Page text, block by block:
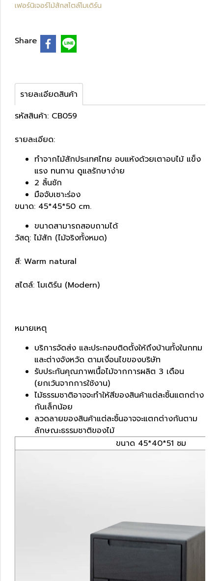
เฟอร์นิเจอร์ไม้สักสไตล์โมเดิร์น
Share
รายละเอียดสินค้า
รหัสสินค้า: CB059
รายละเอียด:
ทำจากไม้สักประเทศไทย อบแห้งด้วยเตาอบไม้ แข็ง
แรง ทนทาน ดูแลรักษาง่าย
2 ลิ้นชัก
มือจับเซาะร่อง
ขนาด: 45*45*50 cm.
ขนาดสามารถสอบถามได้
วัสดุ: ไม้สัก (ไม้จริงทั้งหมด)
สี: Warm natural
สไตล์: โมเดิร์น (Modern)
หมายเหตุ
บริการจัดส่ง และประกอบติดตั้งให้ถึงบ้านทั้งในกทม
และต่างจังหวัด ตามเงื่อนไขของบริษัท
รับประกันคุณภาพเนื้อไม้จากการผลิต 3 เดือน
(ยกเว้นจากการใช้งาน)
ไม้ธรรมชาติอาจจะทำให้สีของสินค้าแต่ละชิ้นแตกต่าง
กันเล็กน้อย
ลวดลายของสินค้าแต่ละชิ้นอาจจะแตกต่างกันตาม
ลักษณะธรรมชาติของไม้
ขนาด 45*40*51 ซม